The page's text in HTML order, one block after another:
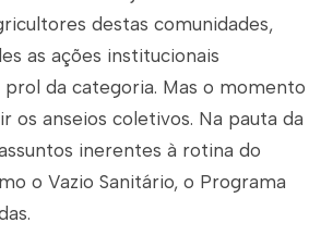
destas comunidades,
as ações institucionais
da categoria. Mas o momento
os anseios coletivos. Na pauta da
inerentes à rotina do
o Vazio Sanitário, o Programa